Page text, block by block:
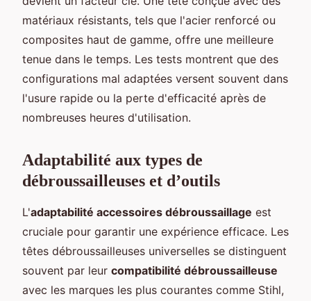
matériaux résistants, tels que l'acier renforcé ou
composites haut de gamme, offre une meilleure
tenue dans le temps. Les tests montrent que des
configurations mal adaptées versent souvent dans
l'usure rapide ou la perte d'efficacité après de
nombreuses heures d'utilisation.
Adaptabilité aux types de
débroussailleuses et d’outils
L'adaptabilité accessoires débroussaillage est
cruciale pour garantir une expérience efficace. Les
têtes débroussailleuses universelles se distinguent
souvent par leur compatibilité débroussailleuse
avec les marques les plus courantes comme Stihl,